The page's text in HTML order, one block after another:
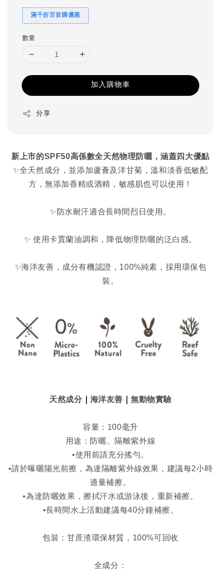
滿千折百首購優惠
數量
加入購物車
分享
新上市的SPF50高係數全天然物理防曬，涵蓋四大優點
✨全天然成分，並添加蘆薈及洋甘菊，溫和淡香低敏配
方，無添加香精或酒精，敏感肌也可以使用！
✨防水耐汗適合長時間烈日使用。
✨ 使用卡賈蘭油調和，降低物理防曬的泛白感。
✨海洋友善，成分有機認證，100%純素，採用環保包
裝。
天然成分｜ 海洋友善 ｜ 無動物實驗
容量：100毫升
用途：防曬、隔離紫外線
•使用前請充分搖勻。
•請於曝曬陽光前擦，為達隔離紫外線效果，建議每2小時
適量補擦。
•為達防曬效果，擦拭汗水或游泳後，重新補擦。
•長時間水上活動建議每40分鐘補擦。
包裝：甘蔗渣環保材質，100%可回收
全成分：